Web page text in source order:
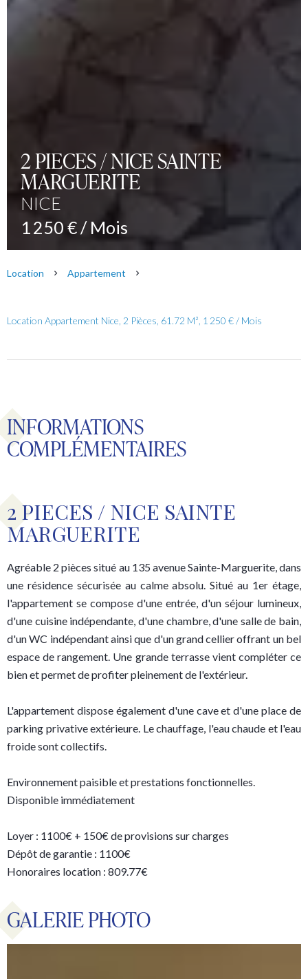
2 PIECES / NICE SAINTE
MARGUERITE
NICE
1 250 € / Mois
Location Appartement
Location Appartement Nice, 2 Pièces, 61.72 M², 1 250 € / Mois
INFORMATIONS
COMPLÉMENTAIRES
2 PIECES / NICE SAINTE
MARGUERITE
Agréable 2 pièces situé au 135 avenue Sainte-Marguerite, dans
une résidence sécurisée au calme absolu. Situé au 1er étage,
l'appartement se compose d'une entrée, d'un séjour lumineux,
d'une cuisine indépendante, d'une chambre, d'une salle de bain,
d'un WC indépendant ainsi que d'un grand cellier offrant un bel
espace de rangement. Une grande terrasse vient compléter ce
bien et permet de profiter pleinement de l'extérieur.
L'appartement dispose également d'une cave et d'une place de
parking privative extérieure. Le chauffage, l'eau chaude et l'eau
froide sont collectifs.
Environnement paisible et prestations fonctionnelles.
Disponible immédiatement
Loyer : 1100€ + 150€ de provisions sur charges
Dépôt de garantie : 1100€
Honoraires location : 809.77€
GALERIE PHOTO